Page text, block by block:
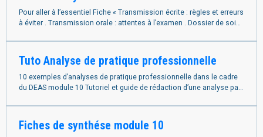
Pour aller à l’essentiel Fiche « Transmission écrite : règles et erreurs
à éviter . Transmission orale : attentes à l’examen . Dossier de soins
Tuto Analyse de pratique professionnelle
10 exemples d’analyses de pratique professionnelle dans le cadre
du DEAS module 10 Tutoriel et guide de rédaction d’une analyse pas
Fiches de synthése module 10